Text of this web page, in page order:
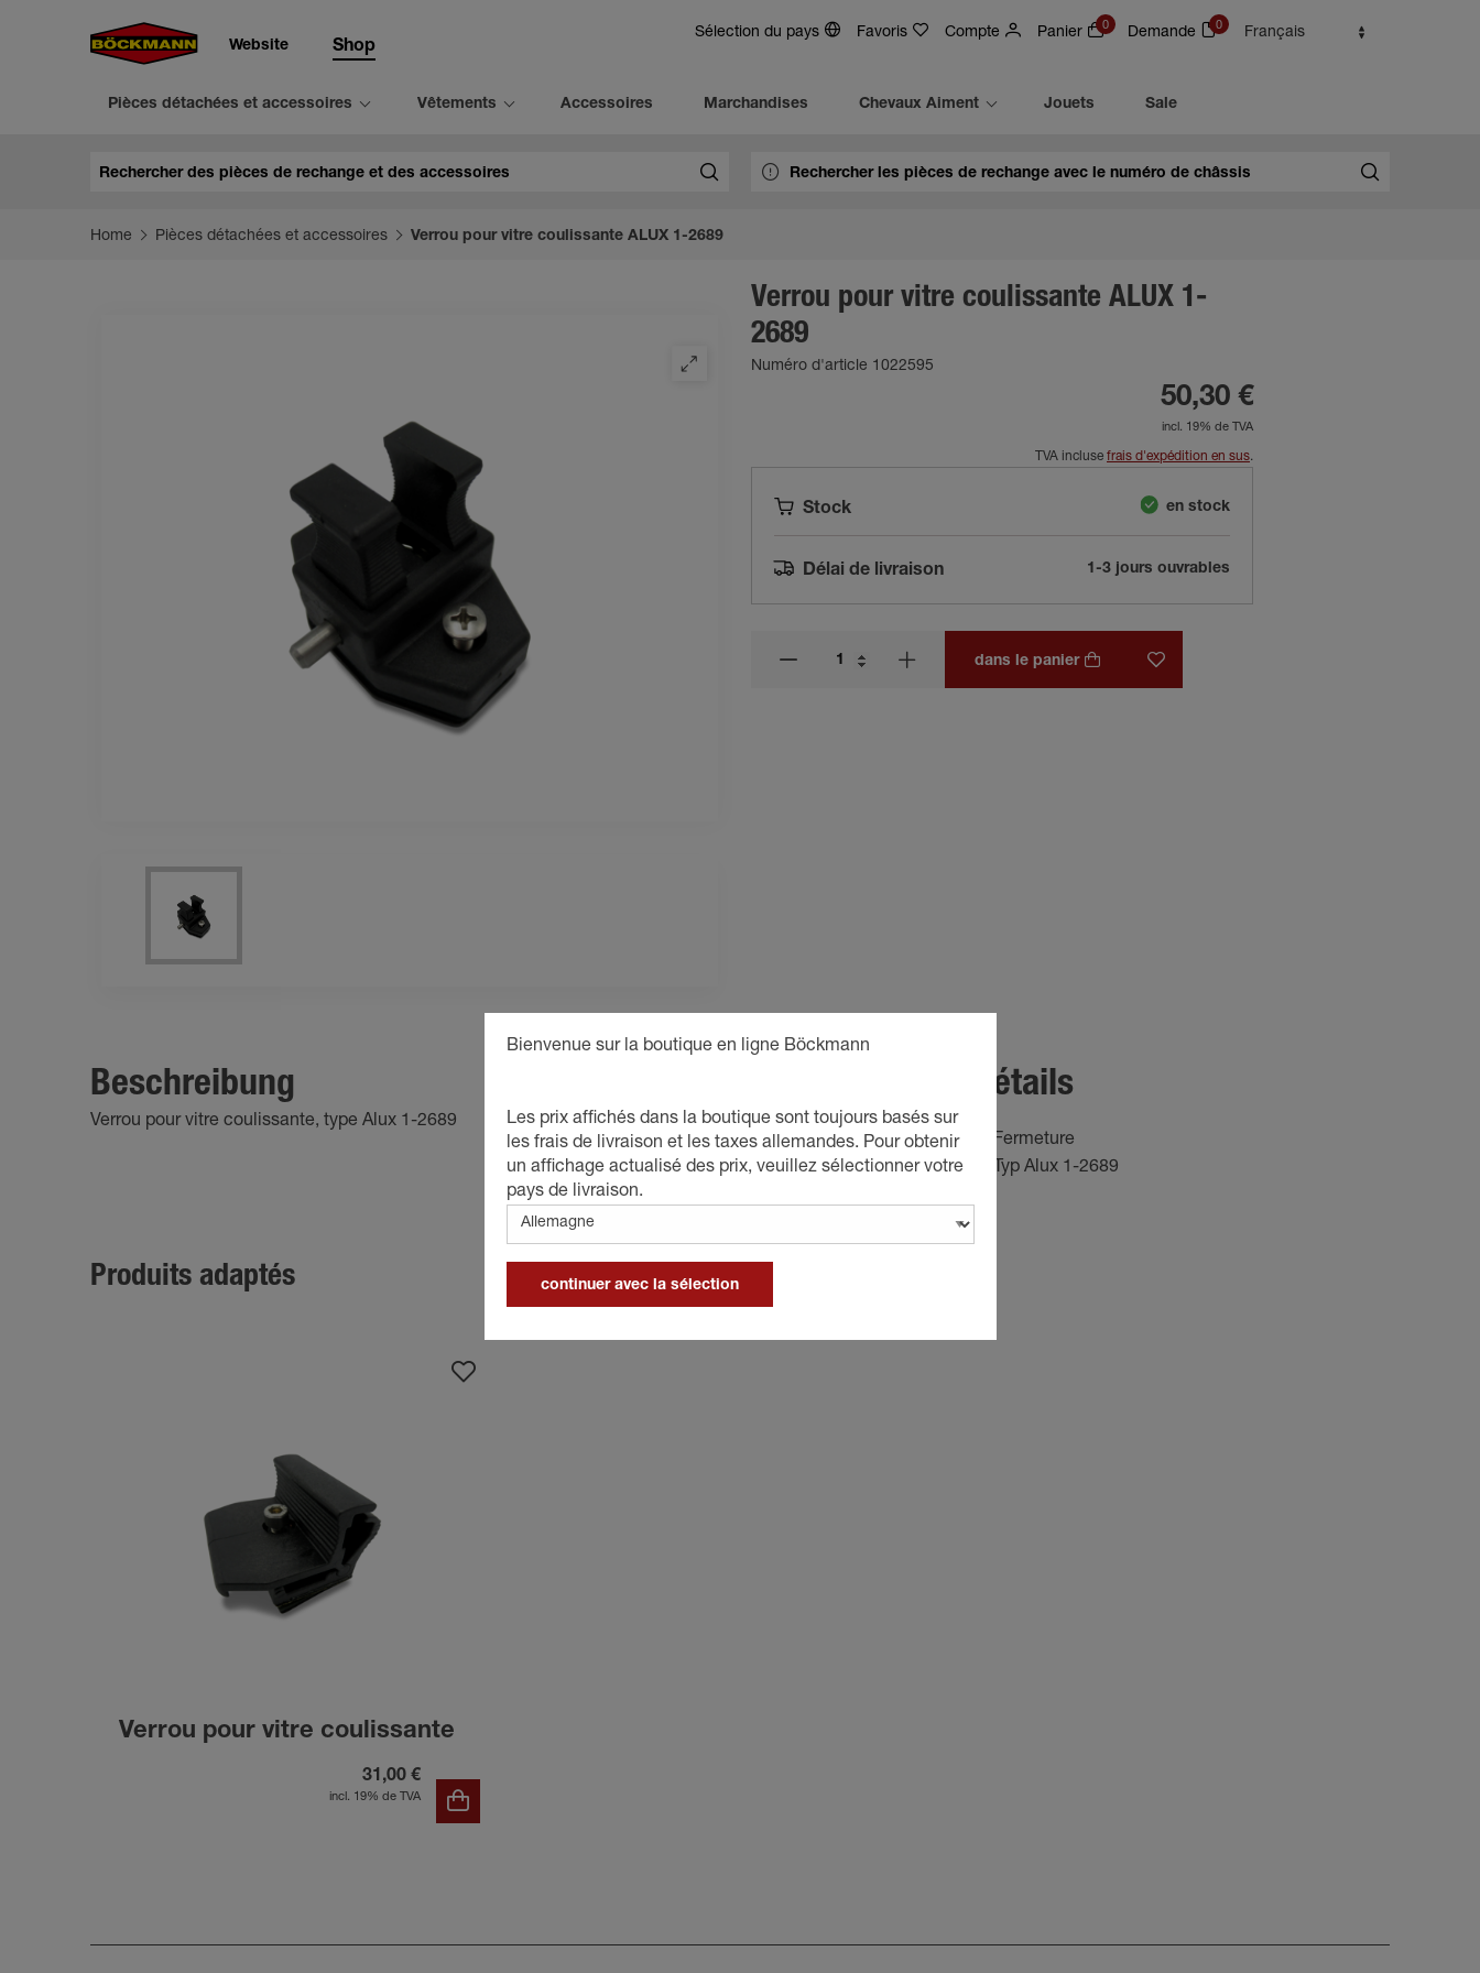
Website Shop
Sélection du pays Favoris Compte Panier 0 Demande 0 Français
Pièces détachées et accessoires Vêtements Accessoires Marchandises Chevaux Aiment Jouets Sale
Home Pièces détachées et accessoires Verrou pour vitre coulissante ALUX 1-2689
Verrou pour vitre coulissante ALUX 1-
2689
Numéro d'article 1022595
50,30 €
incl. 19% de TVA
TVA incluse frais d'expédition en sus.
Stock en stock
Délai de livraison 1-3 jours ouvrables
dans le panier
Beschreibung
Verrou pour vitre coulissante, type Alux 1-2689
Détails
Fermeture
Typ Alux 1-2689
Produits adaptés
Verrou pour vitre coulissante
31,00 €
incl. 19% de TVA
Bienvenue sur la boutique en ligne Böckmann
Les prix affichés dans la boutique sont toujours basés sur
les frais de livraison et les taxes allemandes. Pour obtenir
un affichage actualisé des prix, veuillez sélectionner votre
pays de livraison.
continuer avec la sélection